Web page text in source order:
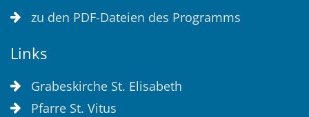
zu den PDF-Dateien des Programms
Links
Grabeskirche St. Elisabeth
Pfarre St. Vitus